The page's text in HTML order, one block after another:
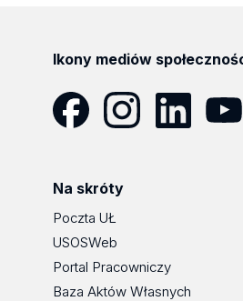
Ikony mediów
Na skróty
Poczta UŁ
USOSWeb
Portal Pracowniczy
Baza Aktów Własnych